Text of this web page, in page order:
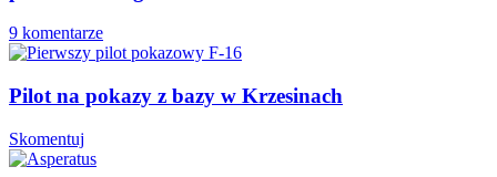
9 komentarze
Pilot na pokazy z bazy w Krzesinach
Skomentuj